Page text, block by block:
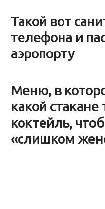
Такой вот
телефона и
аэропорту
Меню, в
какой стакане
коктейль,
«слишком